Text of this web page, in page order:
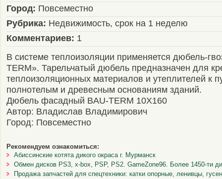
Город: Повсеместно
Рубрика: Недвижимость, срок на 1 неделю
Комментариев: 1
В системе теплоизоляции применяется дюбель-
TERM». Тарельчатый дюбель предназначен для
теплоизоляционных материалов и утеплителей к
полнотелым и древесным основаниям зданий.
Дюбель фасадный BAU-TERM 10X160
Автор: Владислав Владимирович
Город: Повсеместно
Рекомендуем ознакомиться:
Абиссинские котята дикого окраса г. Мурманск
Обмен дисков PS3, x-box, PSP, PS2. GameZone96. Более 1450-ти
Продажа запчастей для спецтехники: катки опорные, ленивцы,